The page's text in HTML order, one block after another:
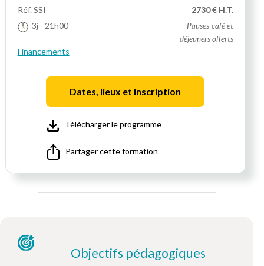
Réf.SSI
3j - 21h00
2730 € H.T.
Pauses-café et
déjeuners offerts
Financements
Dates, lieux et inscription
Télécharger le programme
Partager cette formation
Objectifs pédagogiques